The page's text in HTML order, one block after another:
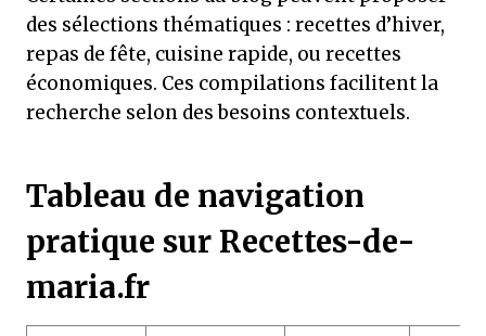
des sélections thématiques : recettes d’hiver,
repas de fête, cuisine rapide, ou recettes
économiques. Ces compilations facilitent la
recherche selon des besoins contextuels.
Tableau de navigation
pratique sur Recettes-de-
maria.fr